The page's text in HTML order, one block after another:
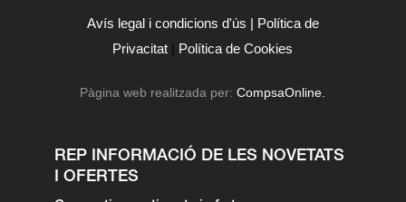
Avís legal i condicions d'ús | Política de
Privacitat | Política de Cookies
Pàgina web realitzada per:CompsaOnline.
REP INFORMACIÓ DE LES NOVETATS
I OFERTES